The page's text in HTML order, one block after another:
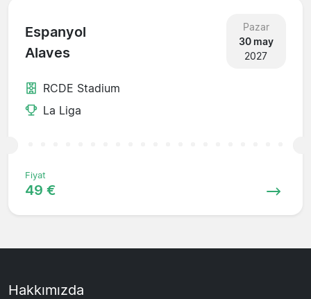
Espanyol
Alaves
Pazar
30 may
2027
RCDE Stadium
La Liga
Fiyat
49 €
Hakkımızda